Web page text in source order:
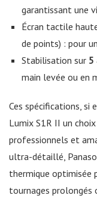
garantissant une
Écran tactile
de points) : pour
Stabilisation sur 5
main levée ou en
Ces spécifications, si
Lumix S1R II un
professionnels et
ultra-détaillé,
thermique optimisée
tournages prolongés